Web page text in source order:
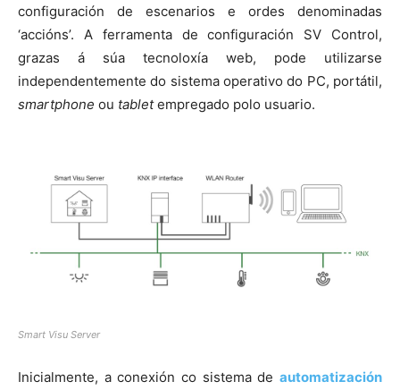
configuración de escenarios e ordes denominadas
‘accións’. A ferramenta de configuración SV Control,
grazas á súa tecnoloxía web, pode utilizarse
independentemente do sistema operativo do PC, portátil,
smartphone ou tabletempregado polo usuario.
Smart Visu Server
Inicialmente, a conexión co sistema de automatización